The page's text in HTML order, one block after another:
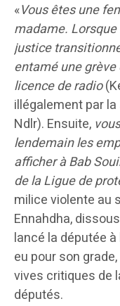
«Vous êtes une
madame.
justice
entamé une
licence de radio
illégalement par
Ndlr). Ensuite,
lendemain les
afficher à Bab
de la Ligue de
milice violente au
Ennahdha,
lancé la députée à
eu pour son
vives critiques de
députés.